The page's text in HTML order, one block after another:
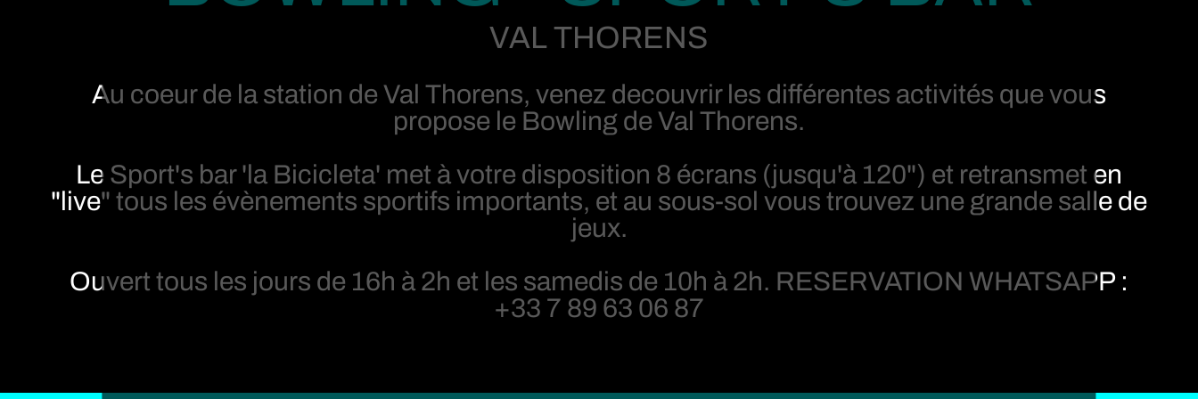
VAL THORENS
Au coeur de la station de Val Thorens, venez decouvrir les différentes activités que vous
propose le Bowling de Val Thorens.
Le Sport's bar 'la Bicicleta' met à votre disposition 8 écrans (jusqu'à 120") et retransmet en
"live" tous les évènements sportifs importants, et au sous-sol vous trouvez une grande salle de
jeux.
Ouvert tous les jours de 16h à 2h et les samedis de 10h à 2h. RESERVATION WHATSAPP :
+33 7 89 63 06 87